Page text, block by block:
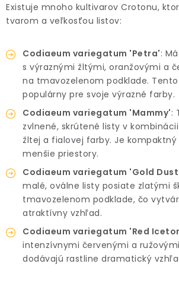
Existuje mnoho kultivarov Crotonu,
tvarom a veľkosťou listov:
Codiaeum variegatum 'Petra':
s výraznými žltými, oranžovými a
na tmavozelenom podklade.
populárny pre svoje výrazné farby.
Codiaeum variegatum 'Mammy':
zvlnené, skrútené listy v
žltej a fialovej farby. Je
menšie priestory.
Codiaeum variegatum 'Gold
malé, oválne listy posiate zlatými
tmavozelenom podklade, čo
atraktívny vzhľad.
Codiaeum variegatum 'Red
intenzívnymi červenými a
dodávajú rastline dramatický